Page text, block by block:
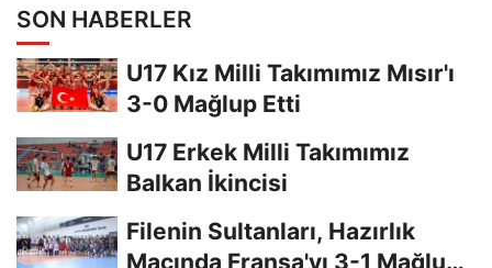
SON HABERLER
U17 Kız Milli Takımımız Mısır'ı
3-0 Mağlup Etti
U17 Erkek Milli Takımımız
Balkan İkincisi
Filenin Sultanları, Hazırlık
Maçında Fransa'yı 3-1 Mağlup